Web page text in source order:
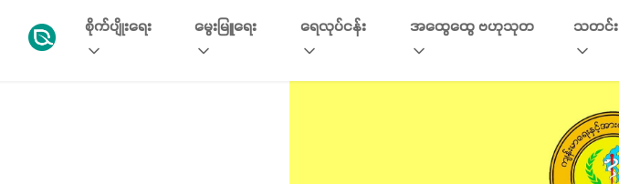
စိုက်ပျိုးရေး မွေးမြူရေး ရေလုပ်ငန်း အထွေထွေ ဗဟုသုတ သတင်း